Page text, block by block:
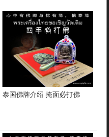
泰国佛牌介绍 掩面必打佛